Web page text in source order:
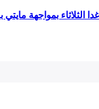
بمواجهة مايتي